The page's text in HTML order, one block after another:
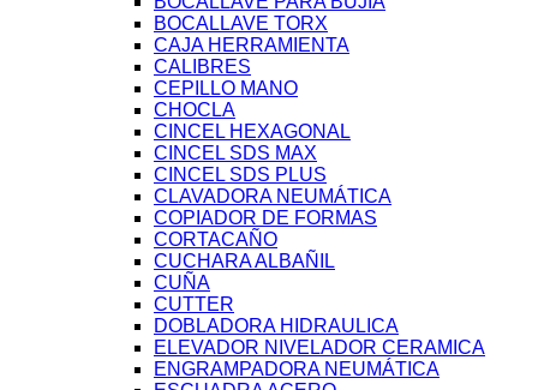
BOCALLAVE TORX
CAJA HERRAMIENTA
CALIBRES
CEPILLO MANO
CHOCLA
CINCEL HEXAGONAL
CINCEL SDS MAX
CINCEL SDS PLUS
CLAVADORA NEUMÁTICA
COPIADOR DE FORMAS
CORTACAÑO
CUCHARA ALBAÑIL
CUÑA
CUTTER
DOBLADORA HIDRAULICA
ELEVADOR NIVELADOR CERAMICA
ENGRAMPADORA NEUMÁTICA